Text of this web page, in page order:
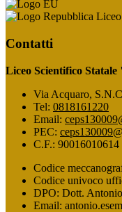
Contatti
Liceo Scientifico Statale
Via Acquaro,
Tel: 0818161220
Email:
PEC:
C.F.: 90016010614
Codice
Codice univoco
DPO: Dott.
Email: